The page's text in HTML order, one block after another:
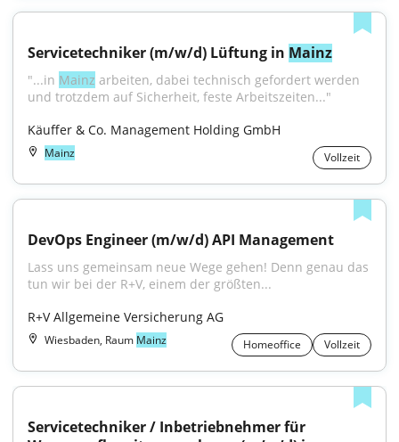
Servicetechniker (m/w/d) Lüftung in Mainz
"...in Mainz arbeiten, dabei technisch gefordert werden
und trotzdem auf Sicherheit, feste Arbeitszeiten..."
Käuffer & Co. Management Holding GmbH
Mainz Vollzeit
DevOps Engineer (m/w/d) API Management
Lass uns gemeinsam neue Wege gehen! Denn genau das
tun wir bei der R+V, einem der größten...
R+V Allgemeine Versicherung AG
Wiesbaden, Raum Mainz Homeoffice Vollzeit
Servicetechniker / Inbetriebnehmer für